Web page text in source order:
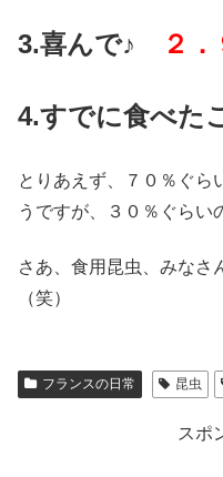
3.喜んで♪ ２
4.すでに食べた
とりあえず、７０％ぐら
うですが、３０％ぐらい
さあ、食用昆虫、みなさ
（笑）
フランスの日常 昆虫
スポ